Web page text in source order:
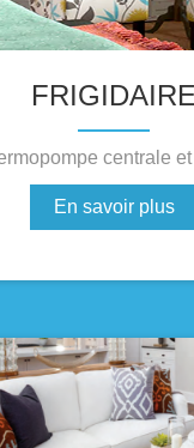
FRIGIDAIRE
centrale
En savoir plus